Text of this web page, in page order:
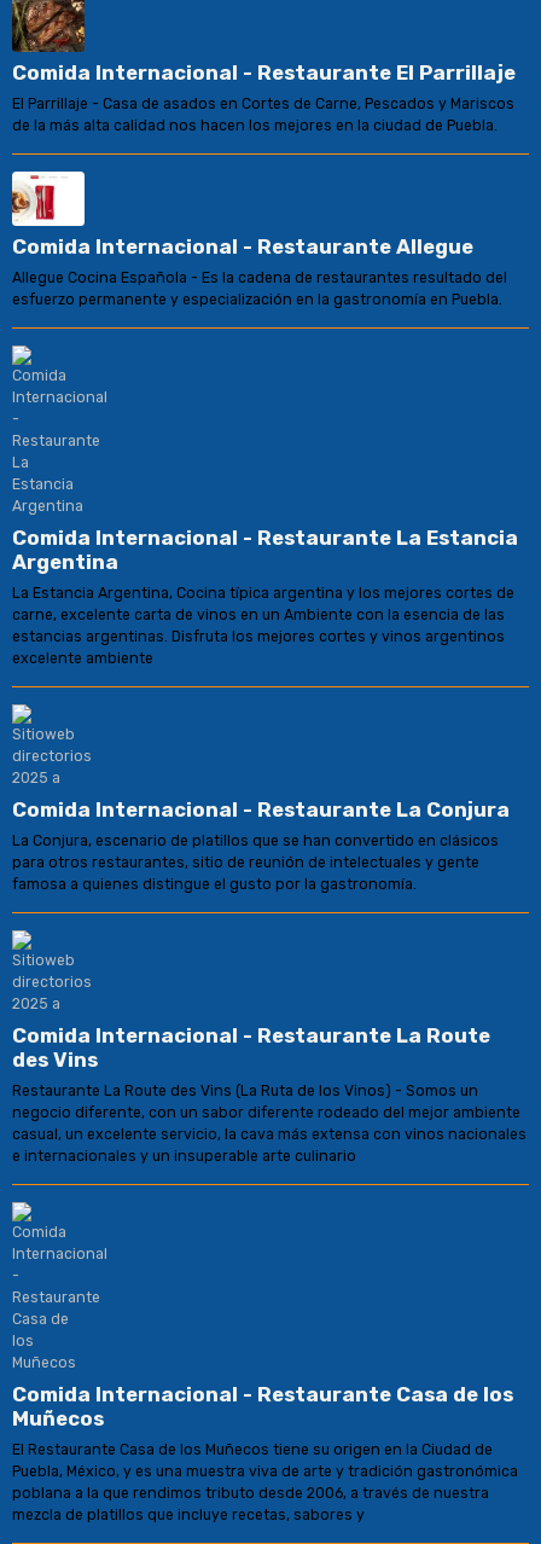
Comida Internacional - Restaurante El Parrillaje
El Parrillaje - Casa de asados en Cortes de Carne, Pescados y Mariscos
de la más alta calidad nos hacen los mejores en la ciudad de Puebla.
Comida Internacional - Restaurante Allegue
Allegue Cocina Española - Es la cadena de restaurantes resultado del
esfuerzo permanente y especialización en la gastronomía en Puebla.
Comida Internacional - Restaurante La Estancia
Argentina
La Estancia Argentina, Cocina típica argentina y los mejores cortes de
carne, excelente carta de vinos en un Ambiente con la esencia de las
estancias argentinas. Disfruta los mejores cortes y vinos argentinos
excelente ambiente
Comida Internacional - Restaurante La Conjura
La Conjura, escenario de platillos que se han convertido en clásicos
para otros restaurantes, sitio de reunión de intelectuales y gente
famosa a quienes distingue el gusto por la gastronomía.
Comida Internacional - Restaurante La Route
des Vins
Restaurante La Route des Vins (La Ruta de los Vinos) - Somos un
negocio diferente, con un sabor diferente rodeado del mejor ambiente
casual, un excelente servicio, la cava más extensa con vinos nacionales
e internacionales y un insuperable arte culinario
Comida Internacional - Restaurante Casa de los
Muñecos
El Restaurante Casa de los Muñecos tiene su origen en la Ciudad de
Puebla, México, y es una muestra viva de arte y tradición gastronómica
poblana a la que rendimos tributo desde 2006, a través de nuestra
mezcla de platillos que incluye recetas, sabores y